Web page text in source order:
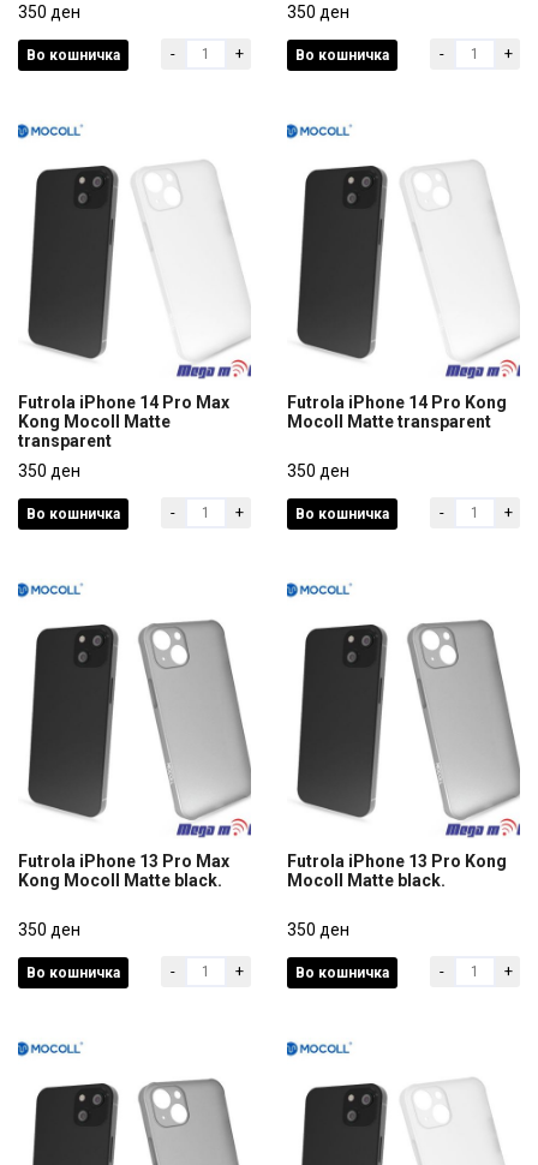
Kong Mocoll Matte black
350 ден
350 ден
Во кошничка - +
Mocoll Matte black
350 ден
350 ден
Во кошничка - +
Futrola iPhone 14 Pro Max
Kong Mocoll Matte
350 ден
Futrola iPhone 14 Pro Max
Kong Mocoll Matte
transparent
350 ден
Во кошничка - +
Mocoll Matte transparent
350 ден
Futrola iPhone 14 Pro Kong
Mocoll Matte transparent
350 ден
Во кошничка - +
Kong Mocoll Matte black.
350 ден
Futrola iPhone 13 Pro Max
Kong Mocoll Matte black.
350 ден
Во кошничка - +
Mocoll Matte black.
350 ден
Futrola iPhone 13 Pro Kong
Mocoll Matte black.
350 ден
Во кошничка - +